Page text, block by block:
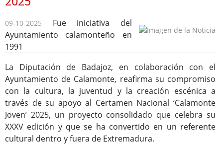
09-10-2025
Fue iniciativa del
Ayuntamiento calamonteño en
1991
La Diputación de Badajoz, en colaboración con el
Ayuntamiento de Calamonte, reafirma su compromiso
con la cultura, la juventud y la creación escénica a
través de su apoyo al Certamen Nacional ‘Calamonte
Joven’ 2025, un proyecto consolidado que celebra su
XXXV edición y que se ha convertido en un referente
cultural dentro y fuera de Extremadura.